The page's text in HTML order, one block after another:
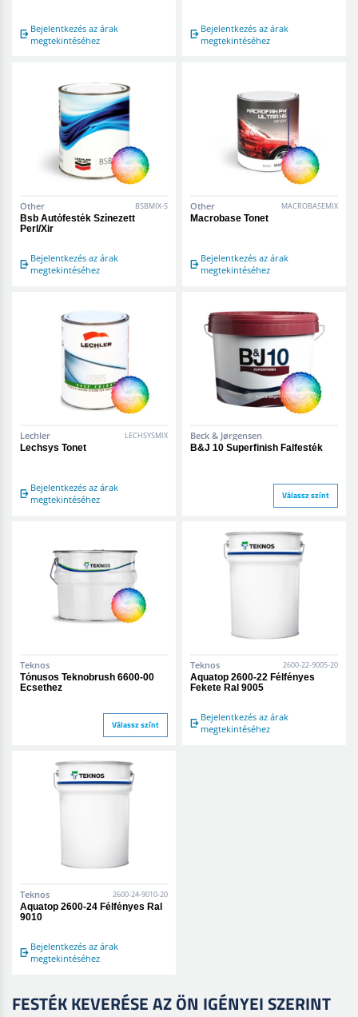
Bejelentkezés az árak
megtekintéséhez
Bejelentkezés az árak
megtekintéséhez
Other BSBMIX-S
Bsb Autófesték Színezett
Perl/Xir
Bejelentkezés az árak
megtekintéséhez
Other MACROBASEMIX
Macrobase Tonet
Bejelentkezés az árak
megtekintéséhez
Lechler LECHSYSMIX
Lechsys Tonet
Bejelentkezés az árak
megtekintéséhez
Beck & Jørgensen
B&J 10 Superfinish Falfesték
Válassz színt
Teknos
Tónusos Teknobrush 6600-00
Ecsethez
Válassz színt
Teknos 2600-22-9005-20
Aquatop 2600-22 Félfényes
Fekete Ral 9005
Bejelentkezés az árak
megtekintéséhez
Teknos 2600-24-9010-20
Aquatop 2600-24 Félfényes Ral
9010
Bejelentkezés az árak
megtekintéséhez
FESTÉK KEVERÉSE AZ ÖN IGÉNYEI SZERINT